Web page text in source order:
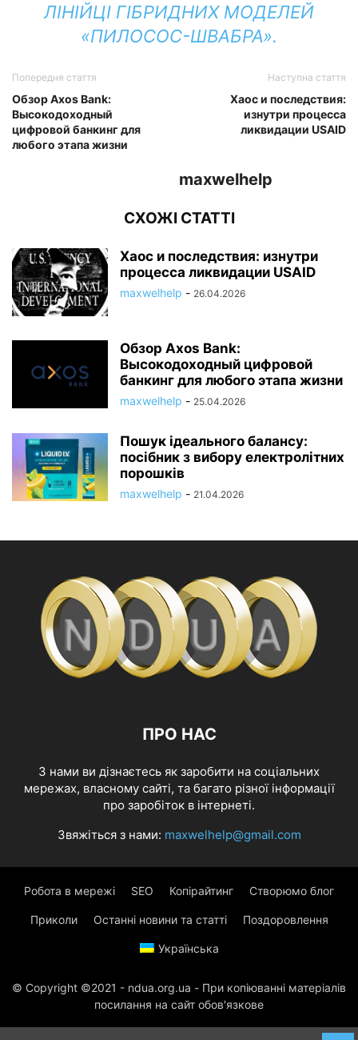
ЛІНІЙЦІ ГІБРИДНИХ МОДЕЛЕЙ
«ПИЛОСОС-ШВАБРА».
Попередня стаття
Обзор Axos Bank:
Высокодоходный
цифровой банкинг для
любого этапа жизни
Наступна стаття
Хаос и последствия:
изнутри процесса
ликвидации USAID
maxwelhelp
СХОЖІ СТАТТІ
Хаос и последствия: изнутри
процесса ликвидации USAID
maxwelhelp - 26.04.2026
Обзор Axos Bank:
Высокодоходный цифровой
банкинг для любого этапа жизни
maxwelhelp - 25.04.2026
Пошук ідеального балансу:
посібник з вибору електролітних
порошків
maxwelhelp - 21.04.2026
ПРО НАС
З нами ви дізнаєтесь як заробити на соціальних
мережах, власному сайті, та багато різної інформації
про заробіток в інтернеті.
Звяжіться з нами: maxwelhelp@gmail.com
Робота в мережі SEO Копірайтинг Створюмо блог
Приколи Останні новини та статті Поздоровлення
Українська
© Copyright ©2021 - ndua.org.ua - При копіюванні матеріалів
посилання на сайт обов'язкове